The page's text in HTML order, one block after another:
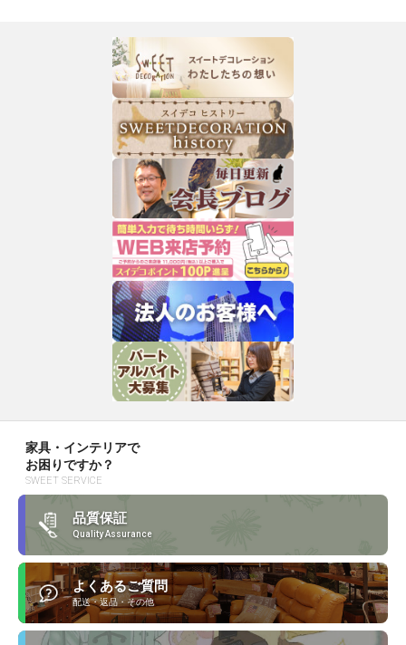
家具・インテリアで
お困りですか？
SWEET SERVICE
品質保証
Quality Assurance
よくあるご質問
配送・返品・その他